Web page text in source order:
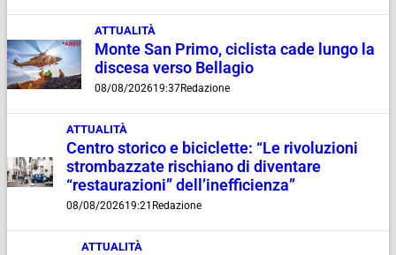
ATTUALITÀ
Monte San Primo, ciclista cade lungo la
discesa verso Bellagio
08/08/202619:37Redazione
ATTUALITÀ
Centro storico e biciclette: “Le rivoluzioni
strombazzate rischiano di diventare
“restaurazioni” dell’inefficienza”
08/08/202619:21 Redazione
ATTUALITÀ